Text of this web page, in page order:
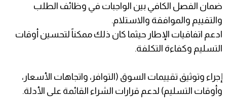
ضمان الفصل الكافي بين الواجبات في وظائف الطلب
والتقييم والموافقة والاستلام.
ادعم اتفاقيات الإطار حيثما كان ذلك ممكناً لتحسين أوقات
التسليم وكفاءة التكلفة.
إجراء وتوثيق تقييمات السوق (التوافر، واتجاهات الأسعار،
وأوقات التسليم) لدعم قرارات الشراء القائمة على الأدلة.